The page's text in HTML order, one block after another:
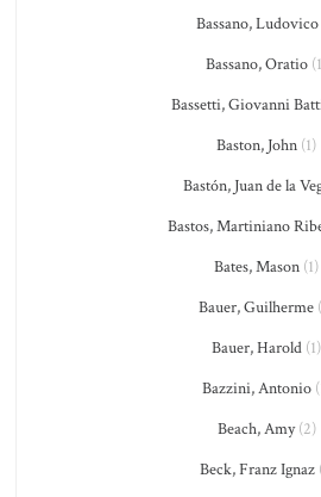
Bassano, Ludovico
Bassano, Oratio
Bassetti, Giovanni
Baston, John (1)
Bastón, Juan de la
Bastos, Martiniano
Bates, Mason (1)
Bauer, Guilherme
Bauer, Harold (1)
Bazzini, Antonio
Beach, Amy(2)
Beck, Franz Ignaz